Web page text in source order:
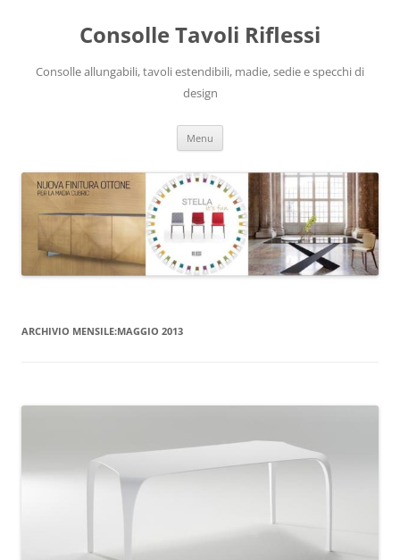
contenutoConsolle Tavoli Riflessi
Consolle allungabili, tavoli estendibili, madie, sedie e specchi di
design
Menu
ARCHIVIO MENSILE:MAGGIO 2013